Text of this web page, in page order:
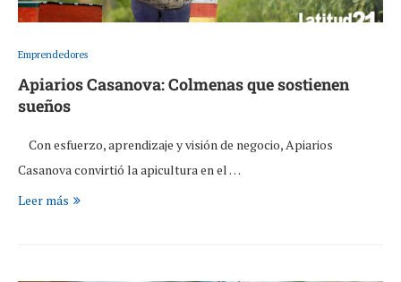
Emprendedores
Apiarios Casanova: Colmenas que sostienen
sueños
Con esfuerzo, aprendizaje y visión de negocio, Apiarios
Casanova convirtió la apicultura en el …
Leer más